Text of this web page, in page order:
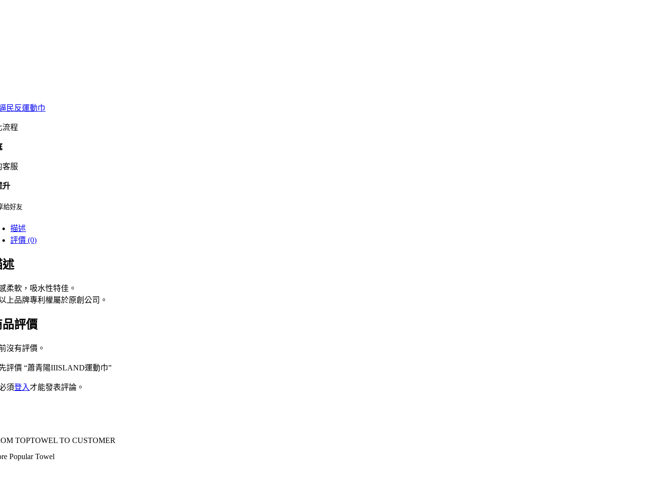
民反運動巾
流程
客服
升
給好友
描述
評價 (0)
述
柔軟，吸水性特佳。
上品牌專利權屬於原創公司。
品評價
沒有評價。
評價 “蕭青陽IIISLAND運動巾”
須登入才能發表評論。
TOPTOWEL TO CUSTOMER
Popular Towel